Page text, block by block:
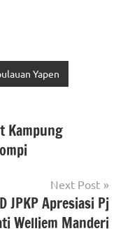
Yapen
Kampung
Next Post
JPKP Apresiasi Pj
Welliem Manderi